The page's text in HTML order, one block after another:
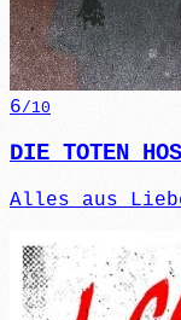
6/10
DIE TOTEN
Alles aus